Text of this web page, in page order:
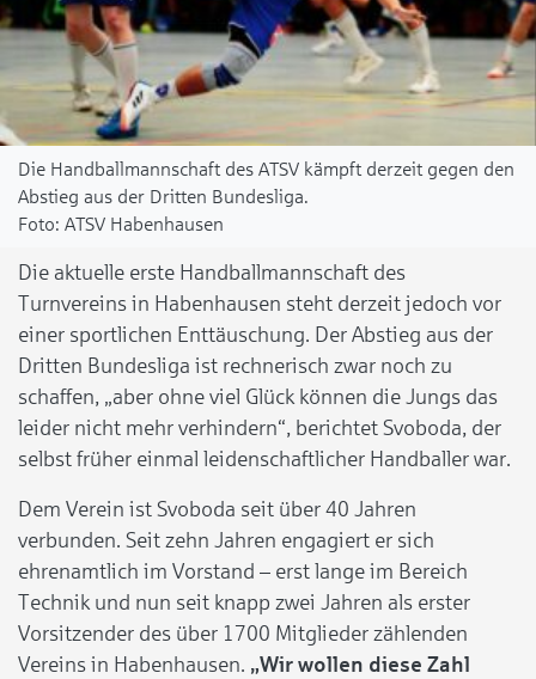
Die Handballmannschaft des ATSV kämpft derzeit gegen den
Abstieg aus der Dritten Bundesliga.
ATSV Habenhausen
Die aktuelle erste Handballmannschaft des
Turnvereins in Habenhausen steht derzeit jedoch vor
einer sportlichen Enttäuschung. Der Abstieg aus der
Dritten Bundesliga ist rechnerisch zwar noch zu
schaffen, „aber ohne viel Glück können die Jungs das
leider nicht mehr verhindern“, berichtet Svoboda, der
selbst früher einmal leidenschaftlicher Handballer war.
Dem Verein ist Svoboda seit über 40 Jahren
verbunden. Seit zehn Jahren engagiert er sich
ehrenamtlich im Vorstand – erst lange im Bereich
Technik und nun seit knapp zwei Jahren als erster
Vorsitzender des über 1700 Mitglieder zählenden
Vereins in Habenhausen. „Wir wollen diese Zahl